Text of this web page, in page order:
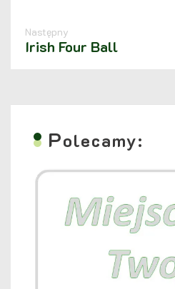
Następny
Irish Four Ball
Polecamy: